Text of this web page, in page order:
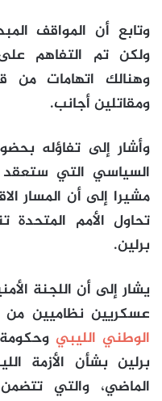
وتابع أن المواقف
ولكن تم التفاهم
وهنالك اتهامات من
ومقاتلين أجانب.
وأشار إلى تفاؤله
مشيرا إلى أن المسار
تحاول الأمم المتحدة
برلين.
عسكريين نظاميين من
الوطني الليبي